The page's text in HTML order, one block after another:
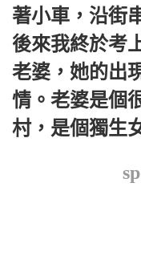
著小車，沿街
後來我終於考
老婆，她的出
情。老婆是個
村，是個獨生